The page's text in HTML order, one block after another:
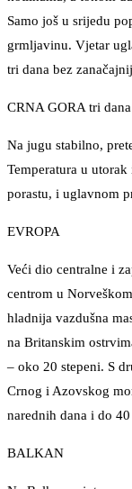
Samo još u srijedu
grmljavinu. Vjetar
tri dana bez
CRNA GORA tri
Na jugu stabilno,
Temperatura u
porastu, i uglavnom
EVROPA
Veći dio centralne i
centrom u
hladnija vazdušna
na Britanskim
– oko 20 stepeni. S
Crnog i Azovskog
narednih dana i do 40
BALKAN